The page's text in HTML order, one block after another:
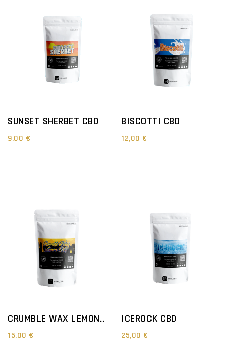
SUNSET SHERBET CBD
9,00 €
BISCOTTI CBD
12,00 €
CRUMBLE WAX LEMON X OG CBD
15,00 €
ICEROCK CBD
25,00 €